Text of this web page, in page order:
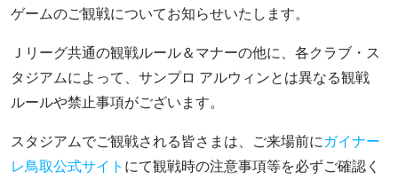
ゲームのご観戦についてお知らせいたします。
Ｊリーグ共通の観戦ルール＆マナーの他に、各クラブ・ス
タジアムによって、サンプロ アルウィンとは異なる観戦
ルールや禁止事項がございます。
スタジアムでご観戦される皆さまは、ご来場前にガイナー
レ鳥取公式サイト にて観戦時の注意事項等を必ずご確認く